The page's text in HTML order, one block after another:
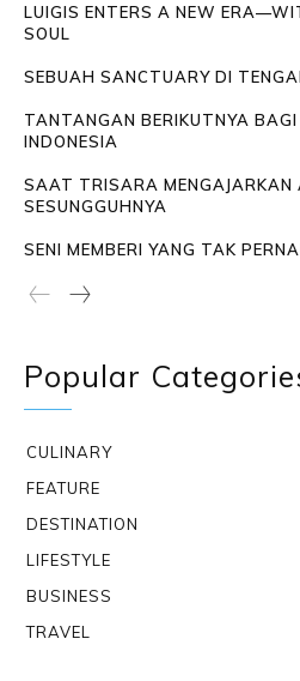
LUIGIS ENTERS A NEW
SOUL
SEBUAH SANCTUARY DI
TANTANGAN BERIKUTNYA
INDONESIA
SAAT TRISARA MENGAJARKAN
SESUNGGUHNYA
SENI MEMBERI YANG TAK
Popular
CULINARY
FEATURE
DESTINATION
LIFESTYLE
BUSINESS
TRAVEL